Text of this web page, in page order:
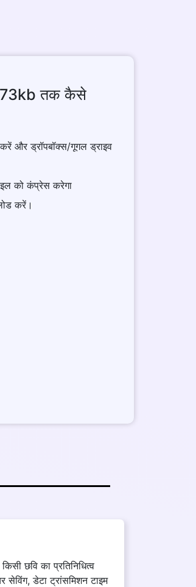
तक कैसे
और ड्रॉपबॉक्स/गूगल ड्राइव
को कंप्रेस करेगा
करें।
छवि का प्रतिनिधित्व
डेटा ट्रांसमिशन टाइम